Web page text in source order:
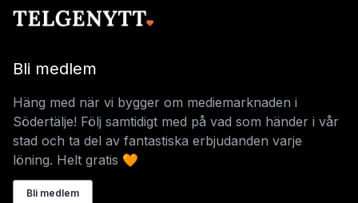
Bli medlem
Häng med när vi bygger om mediemarknaden i
Södertälje! Följ samtidigt med på vad som händer i vår
stad och ta del av fantastiska erbjudanden varje
löning. Helt gratis 🧡
Bli medlem